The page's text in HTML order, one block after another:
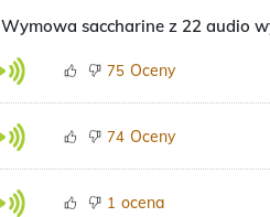
Wymowa saccharine z 22 audio
75 Oceny
74 Oceny
1 ocena